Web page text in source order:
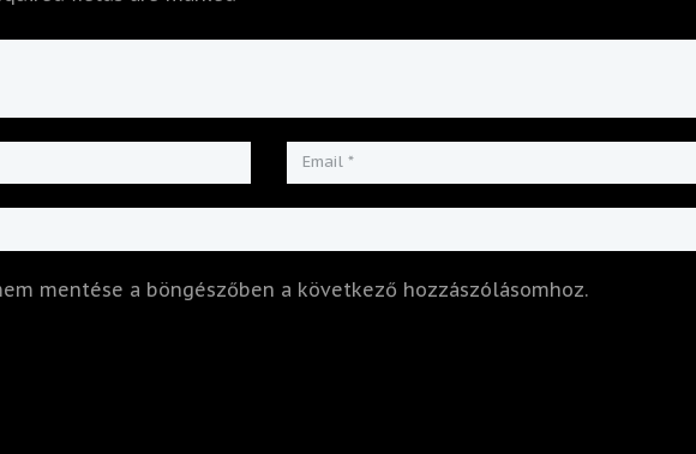
mentése a böngészőben a következő hozzászólásomhoz.